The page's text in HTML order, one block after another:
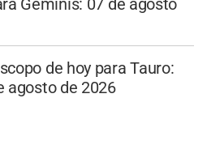
Géminis: 07 de agosto
de hoy para Tauro:
agosto de 2026